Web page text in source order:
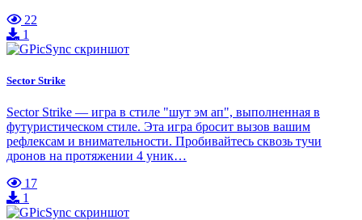
22
1
Sector Strike
Sector Strike — игра в стиле "шут эм ап", выполненная в
футуристическом стиле. Эта игра бросит вызов вашим
рефлексам и внимательности. Пробивайтесь сквозь тучи
дронов на протяжении 4 уник…
17
1